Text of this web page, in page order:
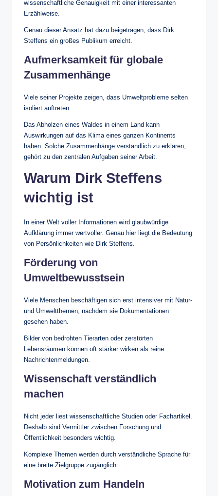
wissenschaftliche Genauigkeit mit einer interessanten
Erzählweise.
Genau dieser Ansatz hat dazu beigetragen, dass Dirk
Steffens ein großes Publikum erreicht.
Aufmerksamkeit für globale
Zusammenhänge
Viele seiner Projekte zeigen, dass Umweltprobleme selten
isoliert auftreten.
Das Abholzen eines Waldes in einem Land kann
Auswirkungen auf das Klima eines ganzen Kontinents
haben. Solche Zusammenhänge verständlich zu erklären,
gehört zu den zentralen Aufgaben seiner Arbeit.
Warum Dirk Steffens
wichtig ist
In einer Welt voller Informationen wird glaubwürdige
Aufklärung immer wertvoller. Genau hier liegt die Bedeutung
von Persönlichkeiten wie Dirk Steffens.
Förderung von
Umweltbewusstsein
Viele Menschen beschäftigen sich erst intensiver mit Natur-
und Umweltthemen, nachdem sie Dokumentationen
gesehen haben.
Bilder von bedrohten Tierarten oder zerstörten
Lebensräumen können oft stärker wirken als reine
Nachrichtenmeldungen.
Wissenschaft verständlich
machen
Nicht jeder liest wissenschaftliche Studien oder Fachartikel.
Deshalb sind Vermittler zwischen Forschung und
Öffentlichkeit besonders wichtig.
Komplexe Themen werden durch verständliche Sprache für
eine breite Zielgruppe zugänglich.
Motivation zum Handeln